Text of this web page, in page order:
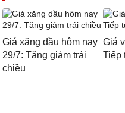
Giá xăng dầu hôm nay
29/7: Tăng giảm trái
chiều
Giá
Tiếp